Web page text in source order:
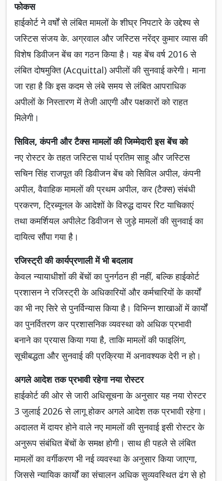
फोकस
हाईकोर्ट ने वर्षों से लंबित मामलों के शीघ्र निपटारे के उद्देश्य से
जस्टिस संजय के. अग्रवाल और जस्टिस नरेंद्र कुमार व्यास की
विशेष डिवीजन बेंच का गठन किया है। यह बेंच वर्ष 2016 से
लंबित दोषमुक्ति (Acquittal) अपीलों की सुनवाई करेगी। माना
जा रहा है कि इस कदम से लंबे समय से लंबित आपराधिक
अपीलों के निस्तारण में तेजी आएगी और पक्षकारों को राहत
मिलेगी।
सिविल, कंपनी और टैक्स मामलों की जिम्मेदारी इस बेंच को
नए रोस्टर के तहत जस्टिस पार्थ प्रतिम साहू और जस्टिस
सचिन सिंह राजपूत की डिवीजन बेंच को सिविल अपील, कंपनी
अपील, वैवाहिक मामलों की प्रथम अपील, कर (टैक्स) संबंधी
प्रकरण, ट्रिब्यूनल के आदेशों के विरुद्ध दायर रिट याचिकाएं
तथा कमर्शियल अपीलेट डिवीजन से जुड़े मामलों की सुनवाई का
दायित्व सौंपा गया है।
रजिस्ट्री की कार्यप्रणाली में भी बदलाव
केवल न्यायाधीशों की बेंचों का पुनर्गठन ही नहीं, बल्कि हाईकोर्ट
प्रशासन ने रजिस्ट्री के अधिकारियों और कर्मचारियों के कार्यों
का भी नए सिरे से पुनर्विन्यास किया है। विभिन्न शाखाओं में कार्यों
का पुनर्वितरण कर प्रशासनिक व्यवस्था को अधिक प्रभावी
बनाने का प्रयास किया गया है, ताकि मामलों की फाइलिंग,
सूचीबद्धता और सुनवाई की प्रक्रिया में अनावश्यक देरी न हो।
अगले आदेश तक प्रभावी रहेगा नया रोस्टर
हाईकोर्ट की ओर से जारी अधिसूचना के अनुसार यह नया रोस्टर
3 जुलाई 2026 से लागू होकर अगले आदेश तक प्रभावी रहेगा।
अदालत में दायर होने वाले नए मामलों की सुनवाई इसी रोस्टर के
अनुरूप संबंधित बेंचों के समक्ष होगी। साथ ही पहले से लंबित
मामलों का वर्गीकरण भी नई व्यवस्था के अनुसार किया जाएगा,
जिससे न्यायिक कार्यों का संचालन अधिक सुव्यवस्थित ढंग से हो